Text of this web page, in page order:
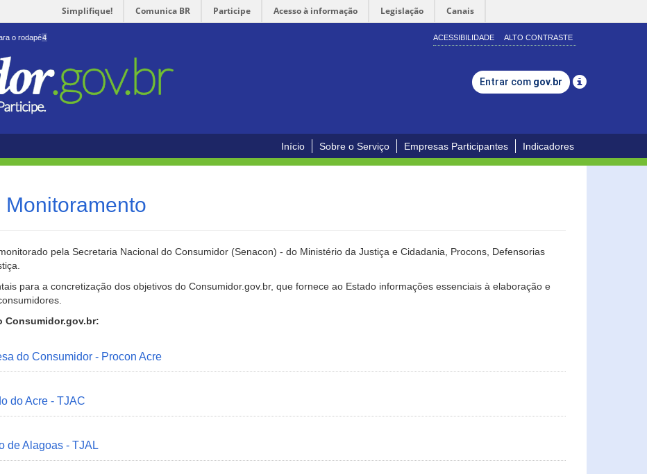
Simplifique! Comunica BR Participe Acesso à informação Legislação Canais
o rodapé4 ACESSIBILIDADE ALTO CONTRASTE
Entrar com gov.br
Início Sobre o Serviço Empresas Participantes Indicadores
pela Secretaria Nacional do Consumidor (Senacon) - do Ministério da Justiça e Cidadania, Procons, Defensorias
para a concretização dos objetivos do Consumidor.gov.br, que fornece ao Estado informações essenciais à elaboração e
Consumidor.gov.br:
do Consumidor - Procon Acre
do Acre - TJAC
de Alagoas - TJAL